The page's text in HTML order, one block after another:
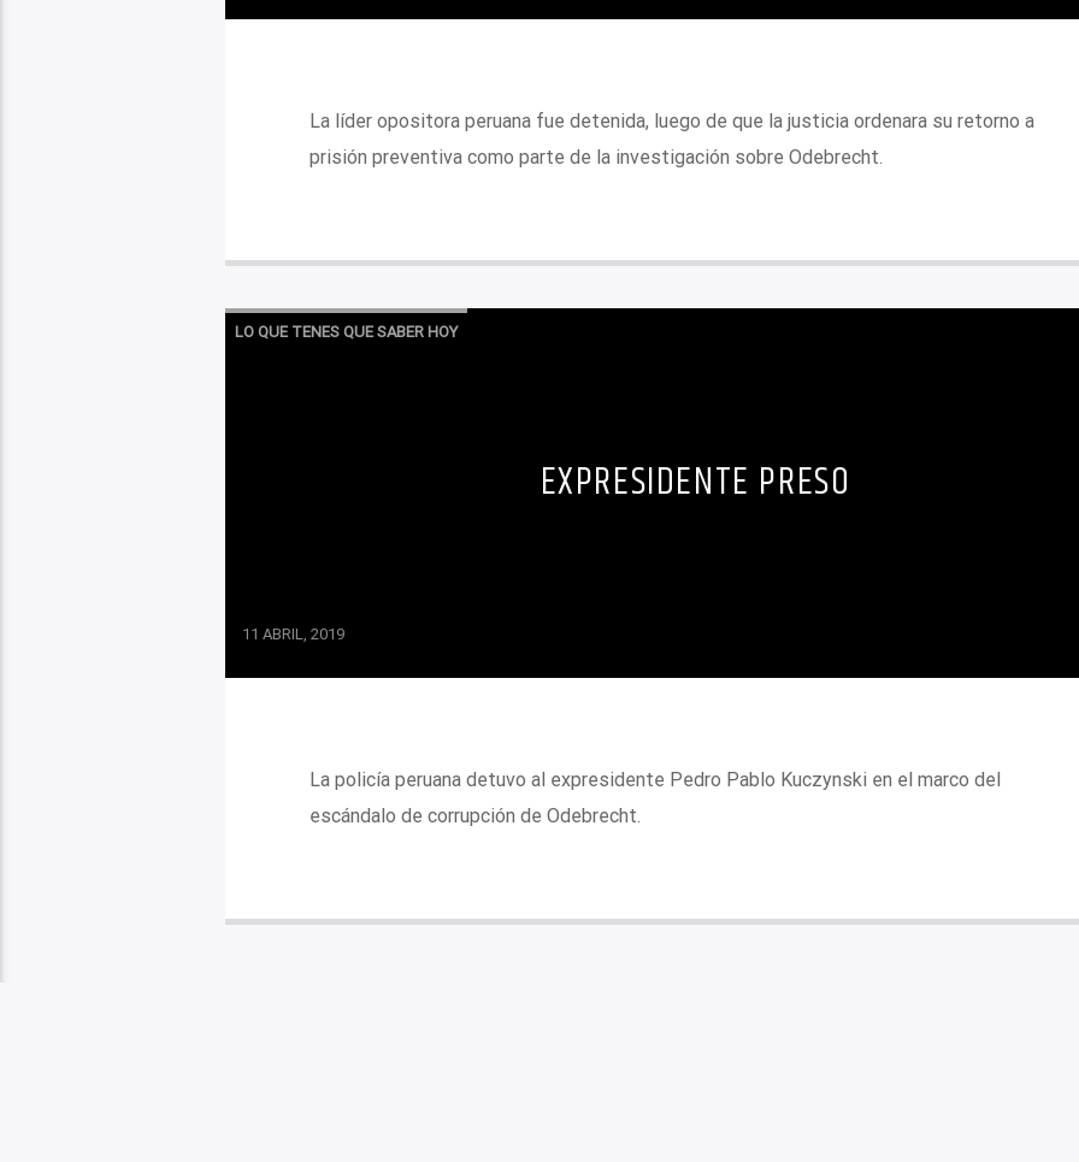
La líder opositora peruana fue detenida, luego de que la justicia ordenara su retorno a
prisión preventiva como parte de la investigación sobre Odebrecht.
LO QUE TENES QUE SABER HOY
EXPRESIDENTE PRESO
11 ABRIL, 2019
La policía peruana detuvo al expresidente Pedro Pablo Kuczynski en el marco del
escándalo de corrupción de Odebrecht.